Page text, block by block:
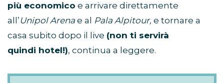
più economico e arrivare direttamente
all’Unipol Arena e al Pala Alpitour, e tornare a
casa subito dopo il live (non ti servirà
quindi hotel!), continua a leggere.